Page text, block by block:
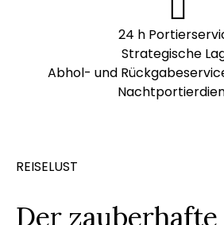
24 h
Strategische
Abhol- und
REISELUST
Der zauberhafte